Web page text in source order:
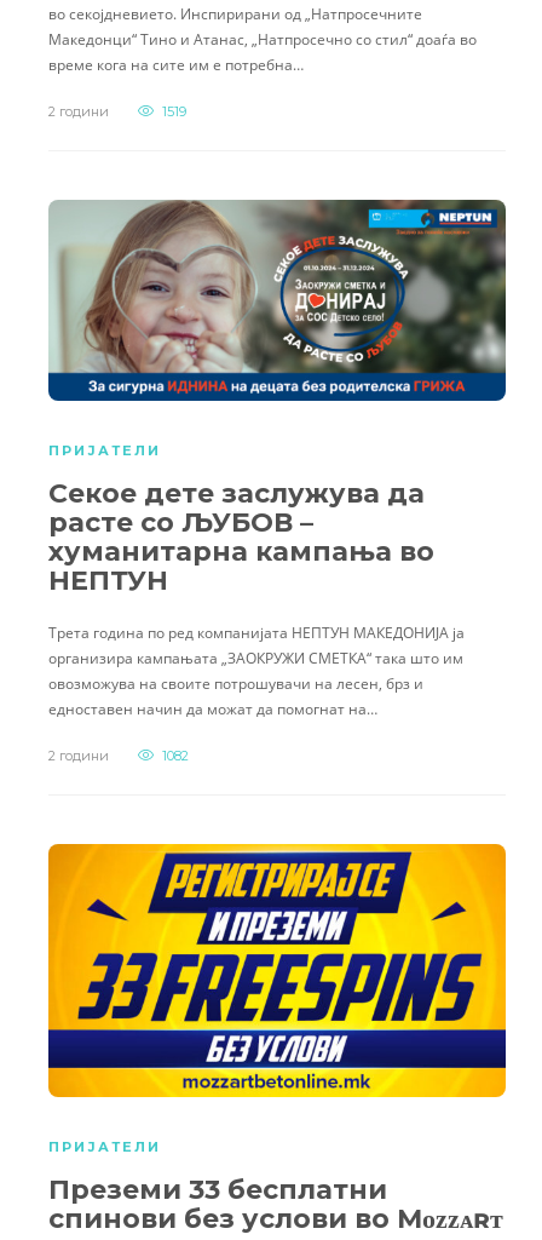
во секојдневието. Инспирирани од „Натпросечните
Македонци“ Тино и Атанас, „Натпросечно со стил“ доаѓа во
време кога на сите им е потребна…
2 години 1519
ПРИЈАТЕЛИ
Секое дете заслужува да
расте со ЉУБОВ –
хуманитарна кампања во
НЕПТУН
Трета година по ред компанијата НЕПТУН МАКЕДОНИЈА ја
организира кампањата „ЗАОКРУЖИ СМЕТКА“ така што им
овозможува на своите потрошувачи на лесен, брз и
едноставен начин да можат да помогнат на…
2 години 1082
ПРИЈАТЕЛИ
Преземи 33 бесплатни
спинови без услови во Mᴏᴢᴢᴀʀᴛ